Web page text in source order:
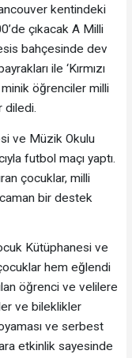
kentindeki
çıkacak A Milli
bahçesinde dev
ile ‘Kırmızı
minik öğrenciler milli
diledi.
ve Müzik Okulu
futbol maçı yaptı.
çocuklar, milli
bir destek
Kütüphanesi ve
hem eğlendi
öğrenci ve velilere
ve bileklikler
ve serbest
etkinlik sayesinde